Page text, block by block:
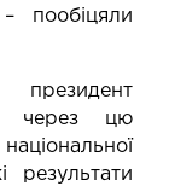
пообіцяли
через цю